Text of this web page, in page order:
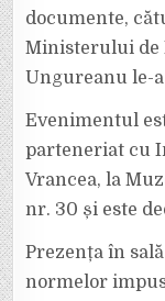
documente,
Ministerului de
Ungureanu le-
Evenimentul
parteneriat cu
Vrancea, la
nr. 30 și este
Prezența în
normelor